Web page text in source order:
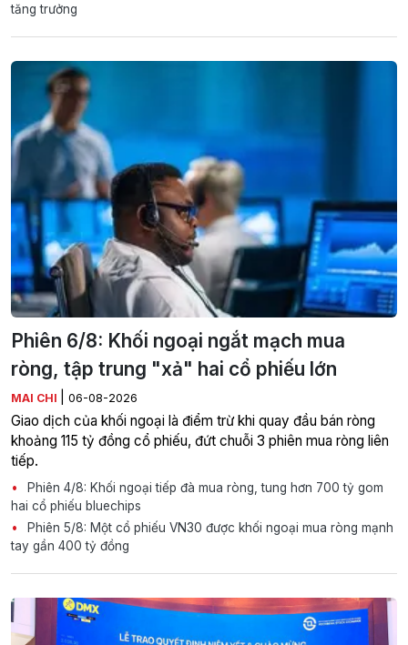
tăng trưởng
Phiên 6/8: Khối ngoại ngắt mạch mua
ròng, tập trung "xả" hai cổ phiếu lớn
MAI CHI 06-08-2026
Giao dịch của khối ngoại là điểm trừ khi quay đầu bán ròng
khoảng 115 tỷ đồng cổ phiếu, đứt chuỗi 3 phiên mua ròng liên
tiếp.
Phiên 4/8: Khối ngoại tiếp đà mua ròng, tung hơn 700 tỷ gom
hai cổ phiếu bluechips
Phiên 5/8: Một cổ phiếu VN30 được khối ngoại mua ròng mạnh
tay gần 400 tỷ đồng